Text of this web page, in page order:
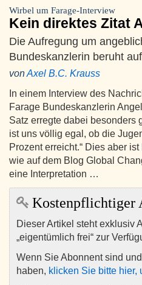
Wirbel um Farage-Interview
Kein direktes Zitat
Die Aufregung um
Bundeskanzlerin beruht
vonAxel B.C. Krauss
In einem Interview des
Farage Bundeskanzlerin
Satz erregte dabei besonders
ist uns völlig egal, ob die
Prozent erreicht.“ Dies aber
wie auf dem Blog Global
eine Interpretation …
Kostenpflichtiger
Dieser Artikel steht exklusiv
„eigentümlich frei“ zur
Wenn Sie Abonnent sind
haben, klicken Sie bitte hier,